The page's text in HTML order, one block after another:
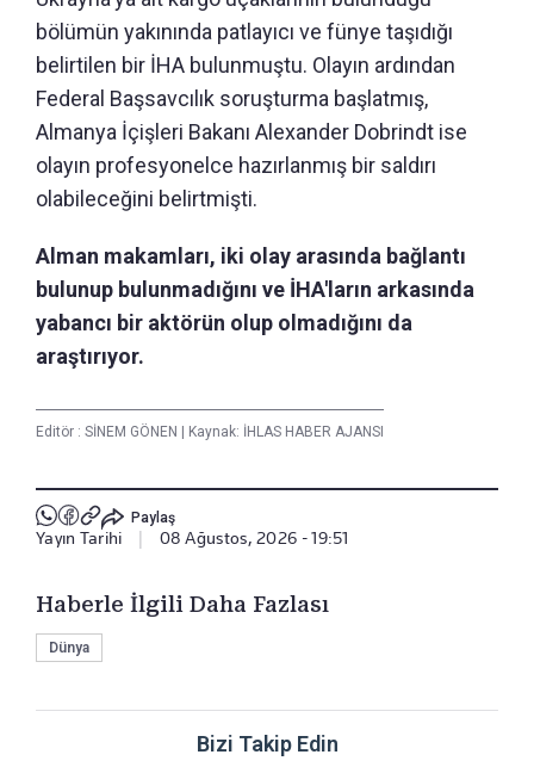
bölümün yakınında patlayıcı ve fünye taşıdığı
belirtilen bir İHA bulunmuştu. Olayın ardından
Federal Başsavcılık soruşturma başlatmış,
Almanya İçişleri Bakanı Alexander Dobrindt ise
olayın profesyonelce hazırlanmış bir saldırı
olabileceğini belirtmişti.
Alman makamları, iki olay arasında bağlantı
bulunup bulunmadığını ve İHA'ların arkasında
yabancı bir aktörün olup olmadığını da
araştırıyor.
Editör : SİNEM GÖNEN Kaynak: İHLAS HABER AJANSI
Paylaş
Yayın Tarihi 08 Ağustos, 2026 - 19:51
Haberle İlgili Daha Fazlası
Dünya
Bizi Takip Edin